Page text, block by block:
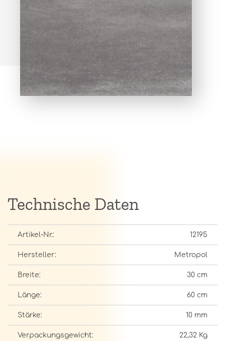
Technische Daten
Artikel-Nr.: 12195
Hersteller: Metropol
Breite: 30 cm
Länge: 60 cm
Stärke: 10 mm
Verpackungsgewicht: 22,32 Kg